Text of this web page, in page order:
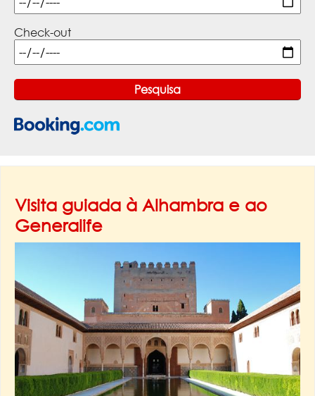
Check-out
Visita guiada à Alhambra e ao
Generalife